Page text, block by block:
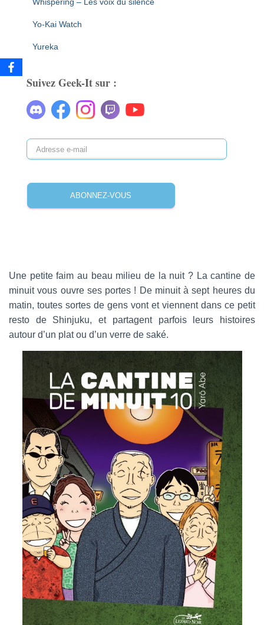
Yo-Kai Watch
Yureka
Suivez Geek-It sur :
A
d
e
s
a
i
ABONNEZ-VOUS
Une petite faim au beau milieu de la nuit ? La cantine de
minuit vous ouvre ses portes ! De minuit à sept heures du
matin, toutes sortes de gens vont et viennent dans ce petit
resto de Shinjuku, et partagent parfois leurs histoires
autour d’un plat ou d’un verre de saké.